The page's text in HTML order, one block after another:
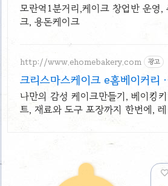
모란역1분거리,케이크 창업반 운영,
크, 용돈케이크
http://www.ehomebakery.com 광고
크리스마스케이크 e홈베이커리
베이킹 핫플레이스!
나만의 감성 케이크만들기, 베이킹키
트, 재료와 도구 포장까지 한번에,
피 제공 고객만족 최우선